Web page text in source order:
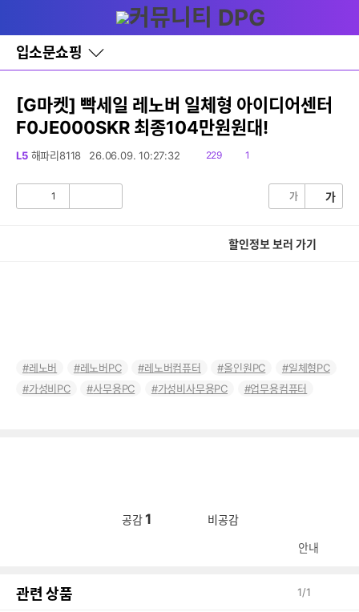
와
홈
입소문쇼핑
바
로
기
레
이
창
글
[G마켓] 빡세일 레노버 일체형 아이디어센터
F0JE000SKR 최종104만원원대!
L5 해파리8118 26.06.09. 10:27:32
읽
229
댓1
1 가 가
할인정보 보러 가기
레노버 레노버PC 레노버컴퓨터 올인원PC
일체형PC
가성비PC
사무용PC 가성비사무용PC 업무용컴퓨터
공감 1 비공감
안내
관련 상품 1/1